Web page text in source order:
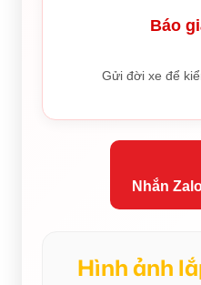
Báo
Gửi đời xe để
Nhắn
Hình ảnh